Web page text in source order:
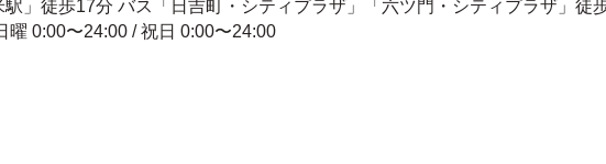
」徒歩17分 バス「日吉町・シティプラザ」「六ツ門・シティプラザ」徒
曜 0:00〜24:00 / 祝日 0:00〜24:00